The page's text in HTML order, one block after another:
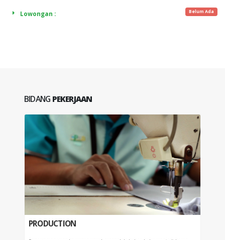
Lowongan : Belum Ada
BIDANG PEKERJAAN
PRODUCTION